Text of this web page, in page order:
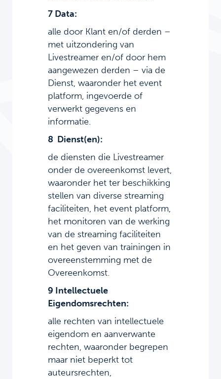
7 Data:
alle door Klant en/of derden –
met uitzondering van
Livestreamer en/of door hem
aangewezen derden – via de
Dienst, waaronder het event
platform, ingevoerde of
verwerkt gegevens en
informatie.
8 Dienst(en):
de diensten die Livestreamer
onder de overeenkomst levert,
waaronder het ter beschikking
stellen van diverse streaming
faciliteiten, het event platform,
het monitoren van de werking
van de streaming faciliteiten
en het geven van trainingen in
overeenstemming met de
Overeenkomst.
9 Intellectuele
Eigendomsrechten:
alle rechten van intellectuele
eigendom en aanverwante
rechten, waaronder begrepen
maar niet beperkt tot
auteursrechten,